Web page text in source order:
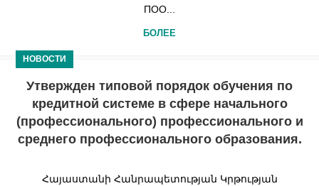
ПОО...
БОЛЕЕ
НОВОСТИ
Утвержден типовой порядок обучения по
кредитной системе в сфере начального
(профессионального) профессионального и
среднего профессионального образования.
Հայաստանի Հանրապետության Կրթության